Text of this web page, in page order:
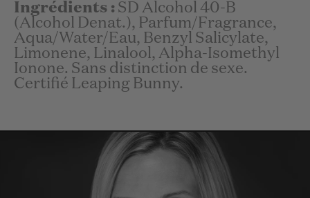
Ingrédients : SD Alcohol 40-B
(Alcohol Denat.), Parfum/Fragrance,
Aqua/Water/Eau, Benzyl Salicylate,
Limonene, Linalool, Alpha-Isomethyl
Ionone. Sans distinction de sexe.
Certifié Leaping Bunny.